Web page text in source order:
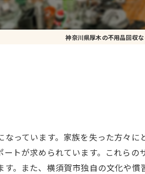
ゴミ部
ゴミ屋
神奈川県厚木の不用品回収
っています。家族を失った方々
トが求められています。これら
。また、横須賀市独自の文化や